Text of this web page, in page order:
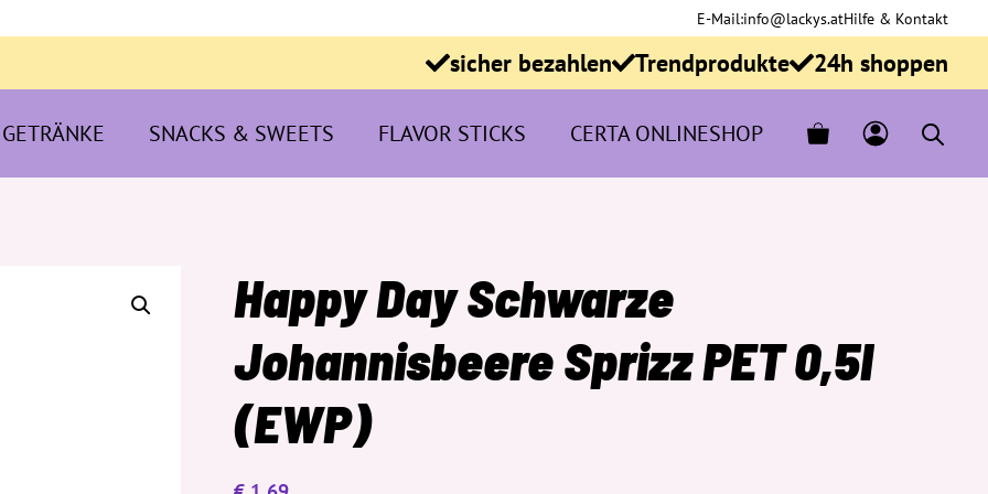
E-Mail:info@lackys.atHilfe & Kontakt
sicher bezahlen Trendprodukte 24h shoppen
GETRÄNKE SNACKS & SWEETS FLAVOR STICKS CERTA ONLINESHOP
Happy Day Schwarze
Johannisbeere Sprizz PET 0,5l
(EWP)